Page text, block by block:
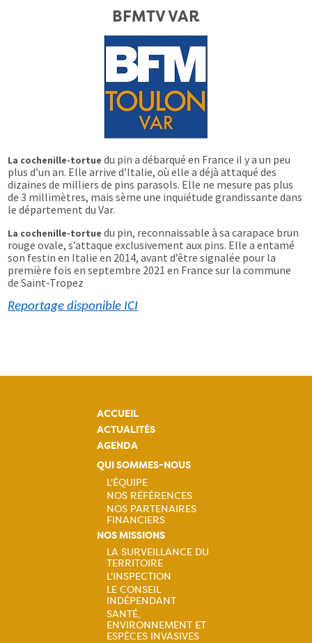
BFMTV VAR
La cochenille-tortue du pin a débarqué en France il y a un peu
plus d’un an. Elle arrive d’Italie, où elle a déjà attaqué des
dizaines de milliers de pins parasols. Elle ne mesure pas plus
de 3 millimètres, mais sème une inquiétude grandissante dans
le département du Var.
La cochenille-tortue du pin, reconnaissable à sa carapace brun
rouge ovale, s’attaque exclusivement aux pins. Elle a entamé
son festin en Italie en 2014, avant d’être signalée pour la
première fois en septembre 2021 en France sur la commune
de Saint-Tropez
Reportage disponible ICI
ACCUEIL
ACTUALITÉS
AGENDA
QUI SOMMES-NOUS
Navigation
principale
L'ÉQUIPE
NOS RÉFÉRENCES
NOS PARTENAIRES
FINANCIERS
NOS MISSIONS
Navigation
principale
LA SURVEILLANCE DU
TERRITOIRE
L'INSPECTION
LE CONSEIL
INDÉPENDANT
SANTÉ,
ENVIRONNEMENT ET
ESPÈCES INVASIVES